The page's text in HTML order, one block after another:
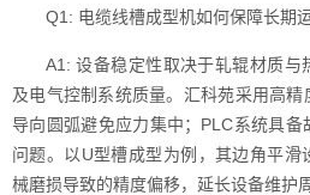
Q1: 电缆线槽成型机如何保障长期
A1: 设备稳定性取决于轧辊材质与
及电气控制系统质量。汇科苑采用高
导向圆弧避免应力集中；PLC系统具
问题。以U型槽成型为例，其边角平
械磨损导致的精度偏移，延长设备维护周